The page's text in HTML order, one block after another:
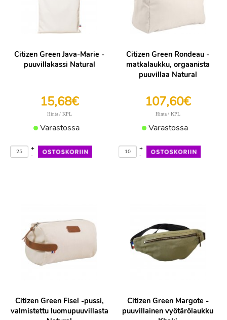
Citizen Green Java-Marie -
puuvillakassi Natural
15,68€
Hinta / KPL
Varastossa
-
+
Citizen Green Rondeau -
matkalaukku, orgaanista
puuvillaa Natural
107,60€
Hinta / KPL
Varastossa
-
+
Citizen Green Fisel -pussi,
valmistettu luomupuuvillasta
Citizen Green Margote -
puuvillainen vyötärölaukku